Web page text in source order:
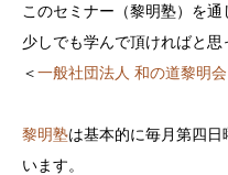
このセミナー（黎明塾）を
少しでも学んで頂ければと思
＜ 一般社団法人 和の道黎明会
黎明塾は基本的に毎月第四
います。